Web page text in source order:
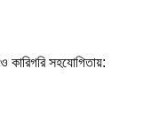
সহযোগিতায়: